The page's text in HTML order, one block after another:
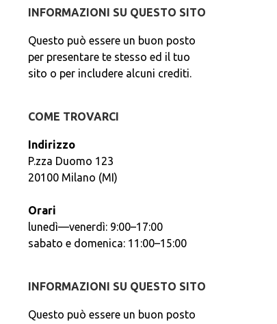
INFORMAZIONI SU QUESTO SITO
Questo può essere un buon posto
per presentare te stesso ed il tuo
sito o per includere alcuni crediti.
COME TROVARCI
Indirizzo
P.zza Duomo 123
20100 Milano (MI)
Orari
lunedì—venerdì: 9:00–17:00
sabato e domenica: 11:00–15:00
INFORMAZIONI SU QUESTO SITO
Questo può essere un buon posto